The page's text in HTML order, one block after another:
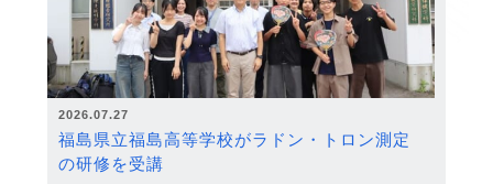
2026.07.27
福島県立福島高等学校がラドン・トロン測定
の研修を受講